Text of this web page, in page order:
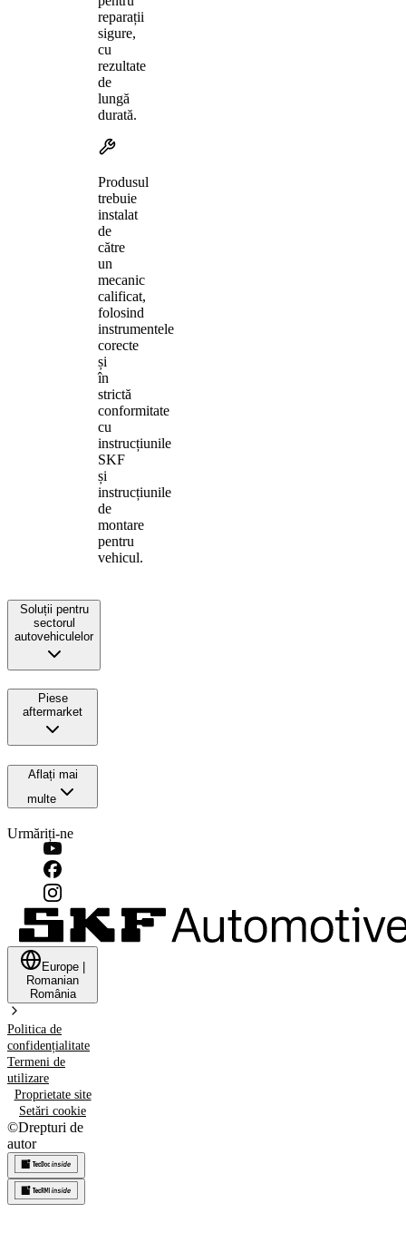
reparații
sigure,
cu
rezultate
de
lungă
durată.
Produsul
trebuie
instalat
de
către
un
mecanic
calificat,
folosind
instrumentele
corecte
și
în
strictă
conformitate
cu
instrucțiunile
SKF
și
instrucțiunile
de
montare
pentru
vehicul.
Soluții pentru
sectorul
autovehiculelor
Piese
aftermarket
Aflați mai
multe
Urmăriți-ne
Europe
Romanian
România
Politica de
confidențialitate
Termeni de
utilizare
Proprietate site
Setări cookie
©Drepturi de
autor